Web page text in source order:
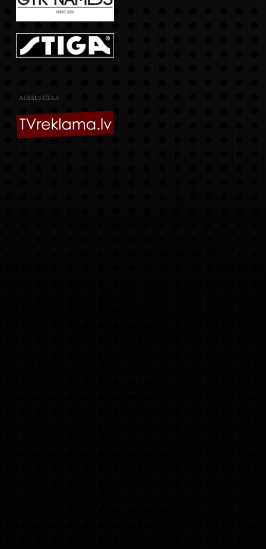
ATBALSTĪTĀJI